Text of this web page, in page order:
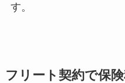
す。
フリート契約で保